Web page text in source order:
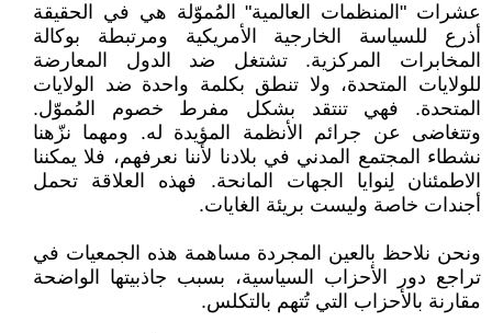
عشرات "المنظمات العالمية" المُموّلة هي في الحقيقة
أذرع للسياسة الخارجية الأمريكية ومرتبطة بوكالة
المخابرات المركزية. تشتغل ضد الدول المعارضة
للولايات المتحدة، ولا تنطق بكلمة واحدة ضد الولايات
المتحدة. فهي تنتقد بشكل مفرط خصوم المُموّل.
وتتغاضى عن جرائم الأنظمة المؤيدة له. ومهما نزّهنا
نشطاء المجتمع المدني في بلادنا لأننا نعرفهم، فلا يمكننا
الاطمئنان لِنوايا الجهات المانحة. فهذه العلاقة تحمل
أجندات خاصة وليست بريئة الغايات.
ونحن نلاحظ بالعين المجردة مساهمة هذه الجمعيات في
تراجع دور الأحزاب السياسية، بسبب جاذبيتها الواضحة
مقارنة بالأحزاب التي تُتهم بالتكلس.